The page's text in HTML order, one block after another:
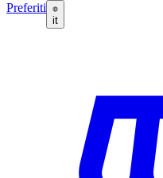
Preferiti
it